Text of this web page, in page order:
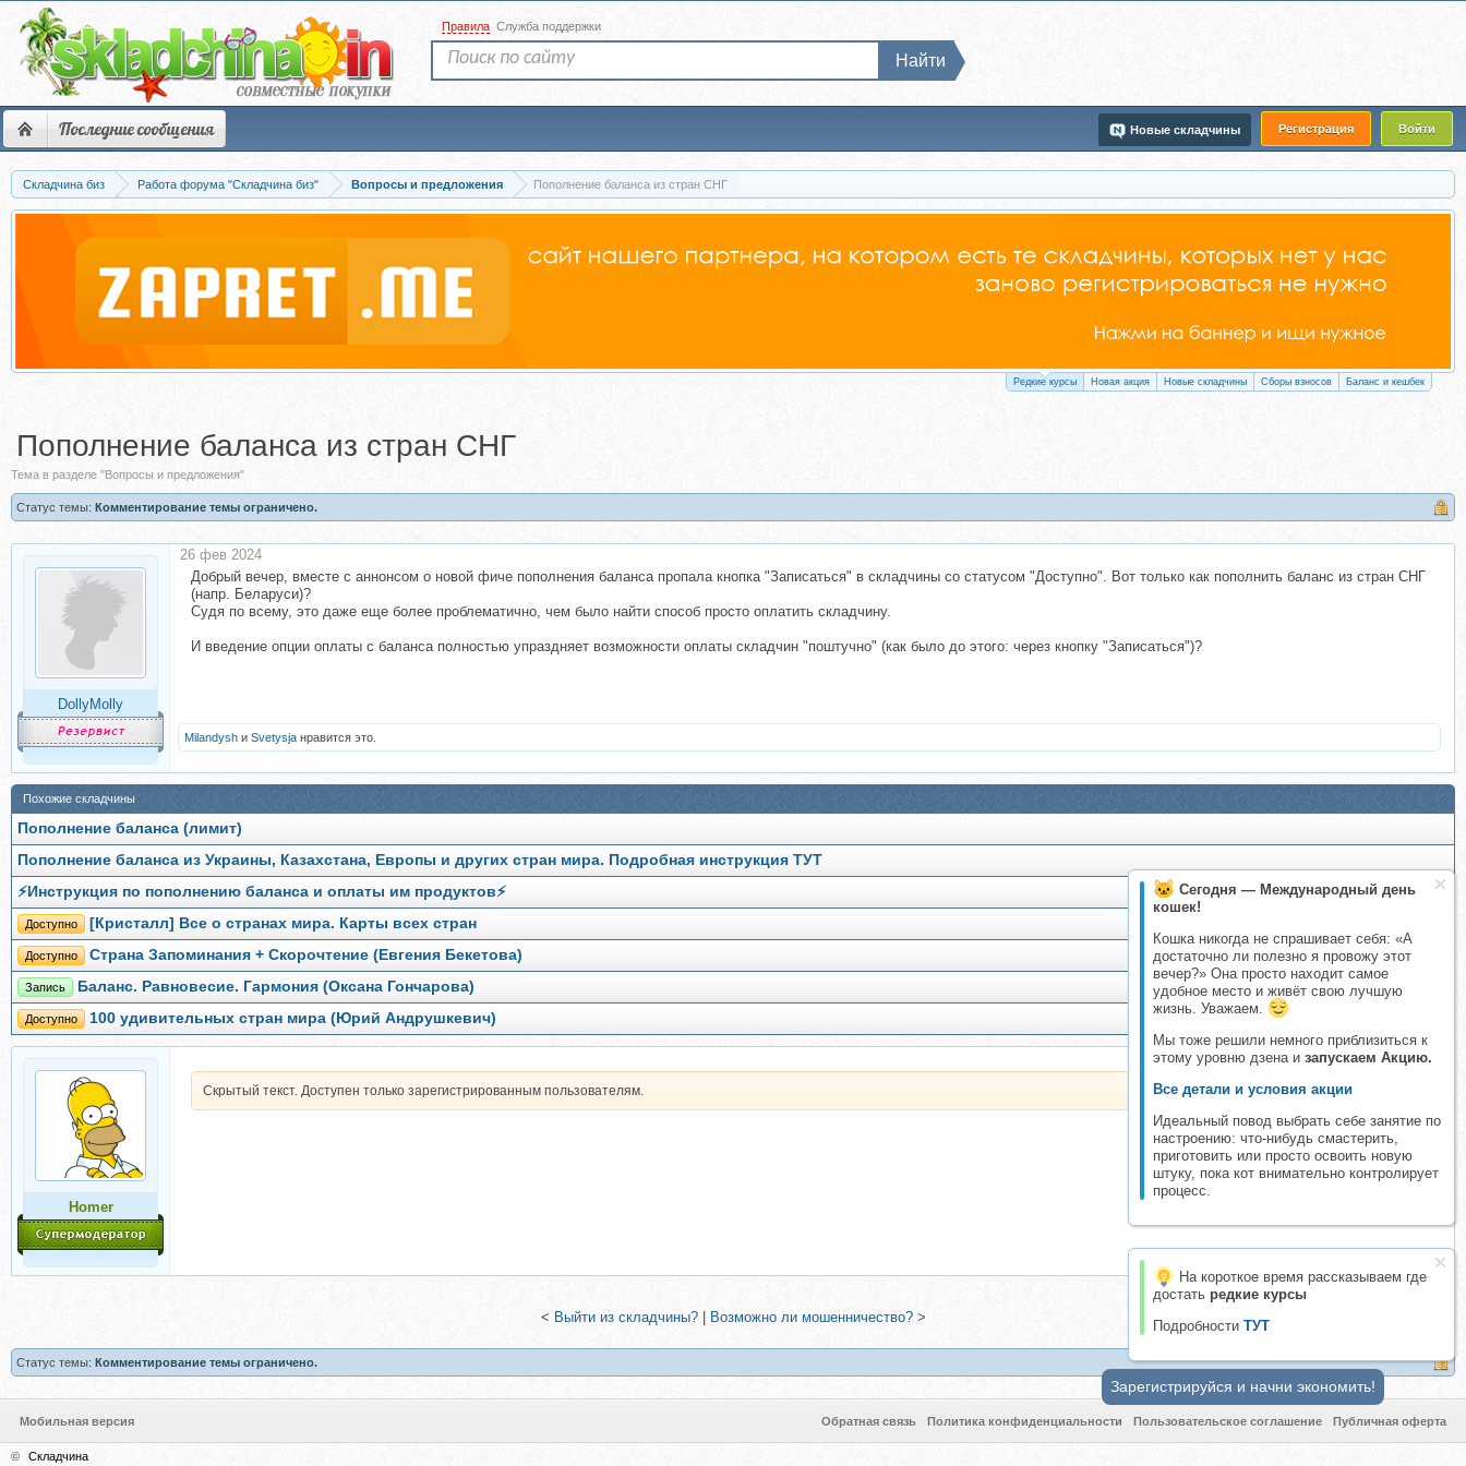
Последние сообщения Регистрация Войти
Новые складчины
Правила Служба поддержки
Найти
Складчина биз Работа форума "Складчина биз" Вопросы и предложения Пополнение баланса из стран СНГ
Редкие курсы Новая акция Новые складчины Сборы взносов Баланс и кешбек
Сегодня — Международный день
кошек!
Кошка никогда не спрашивает себя: «А
достаточно ли полезно я провожу этот
вечер?» Она просто находит самое
удобное место и живёт свою лучшую
жизнь. Уважаем.
Мы тоже решили немного приблизиться к
этому уровню дзена и запускаем Акцию.
Все детали и условия акции
Идеальный повод выбрать себе занятие по
настроению: что-нибудь смастерить,
приготовить или просто освоить новую
штуку, пока кот внимательно контролирует
процесс.
На короткое время рассказываем где
достать редкие курсы
Подробности ТУТ
Пополнение баланса из стран СНГ
Тема в разделе "Вопросы и предложения"
Статус темы: Комментирование темы ограничено.
DollyMolly
Добрый вечер, вместе с аннонсом о новой фиче пополнения баланса пропала кнопка "Записаться" в складчины со статусом "Доступно". Вот только как пополнить баланс из стран СНГ
(напр. Беларуси)?
Судя по всему, это даже еще более проблематично, чем было найти способ просто оплатить складчину.
И введение опции оплаты с баланса полностью упраздняет возможности оплаты складчин "поштучно" (как было до этого: через кнопку "Записаться")?
26 фев 2024
Milandysh и Svetysja нравится это.
Похожие складчины
Пополнение баланса (лимит)
Пополнение баланса из Украины, Казахстана, Европы и других стран мира. Подробная инструкция ТУТ
⚡️Инструкция по пополнению баланса и оплаты им продуктов⚡️
Доступно [Кристалл] Все о странах мира. Карты всех стран
Доступно Страна Запоминания + Скорочтение (Евгения Бекетова)
Запись Баланс. Равновесие. Гармония (Оксана Гончарова)
Доступно 100 удивительных стран мира (Юрий Андрушкевич)
Homer
Скрытый текст. Доступен только зарегистрированным пользователям.
< Выйти из складчины?| Возможно ли мошенничество?>
Статус темы: Комментирование темы ограничено.
Мобильная версия Обратная связь Политика конфиденциальности Пользовательское соглашение Публичная оферта
© Складчина
Зарегистрируйся и начни экономить!